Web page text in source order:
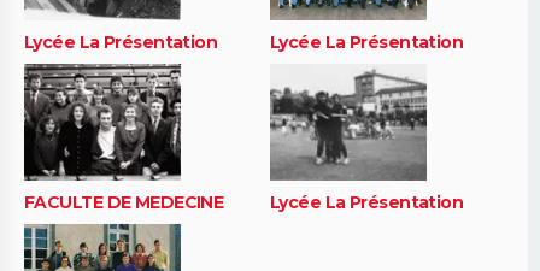
Lycée La Présentation Lycée La Présentation
FACULTE DE MEDECINE Lycée La Présentation